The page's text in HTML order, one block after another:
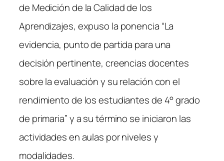
de Medición de la Calidad de los
Aprendizajes, expuso la ponencia “La
evidencia, punto de partida para una
decisión pertinente, creencias docentes
sobre la evaluación y su relación con el
rendimiento de los estudiantes de 4° grado
de primaria” y a su término se iniciaron las
actividades en aulas por niveles y
modalidades.